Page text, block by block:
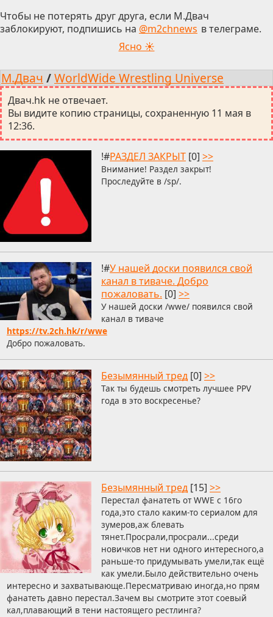
Чтобы не потерять друг друга, если М.Двач
заблокируют, подпишись на @m2chnews в телеграме.
Ясно ☀
М.Двач /WorldWide Wrestling Universe
Двач.hk не отвечает.
Вы видите копию страницы, сохраненную 11 мая в
12:36.
!#РАЗДЕЛ ЗАКРЫТ [0] >>
Внимание! Раздел закрыт!
Проследуйте в /sp/.
!#У нашей доски появился свой
канал в тиваче. Добро
пожаловать. [0] >>
У нашей доски /wwe/ появился свой
канал в тиваче
https://tv.2ch.hk/r/wwe
Добро пожаловать.
Безымянный тред [0] >>
Так ты будешь смотреть лучшее PPV
года в это воскресенье?
Безымянный тред [15] >>
Перестал фанатеть от WWE с 16го
года,это стало каким-то сериалом для
зумеров,аж блевать
тянет.Просрали,просрали...среди
новичков нет ни одного интересного,а
раньше-то придумывать умели,так ещё
как умели.Было действительно очень
интересно и захватывающе.Пересматриваю иногда,но прям
фанатеть давно перестал.Зачем вы смотрите этот соевый
кал,плавающий в тени настоящего рестлинга?